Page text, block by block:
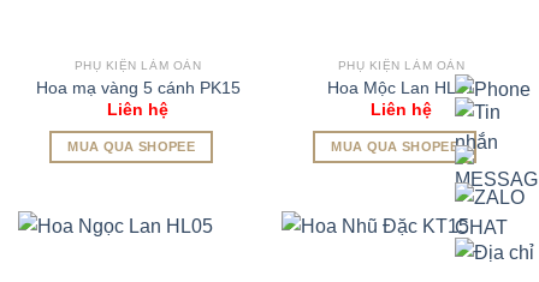
PHỤ KIỆN LÀM OẢN
Hoa mạ vàng 5 cánh PK15
Liên hệ
MUA QUA SHOPEE
PHỤ KIỆN LÀM OẢN
Hoa Mộc Lan HL01
Liên hệ
MUA QUA SHOPEE